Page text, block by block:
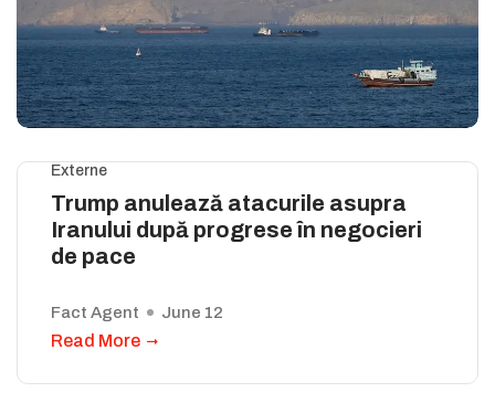
Externe
Trump anulează atacurile asupra
Iranului după progrese în negocieri
de pace
Fact Agent June 12
Read More